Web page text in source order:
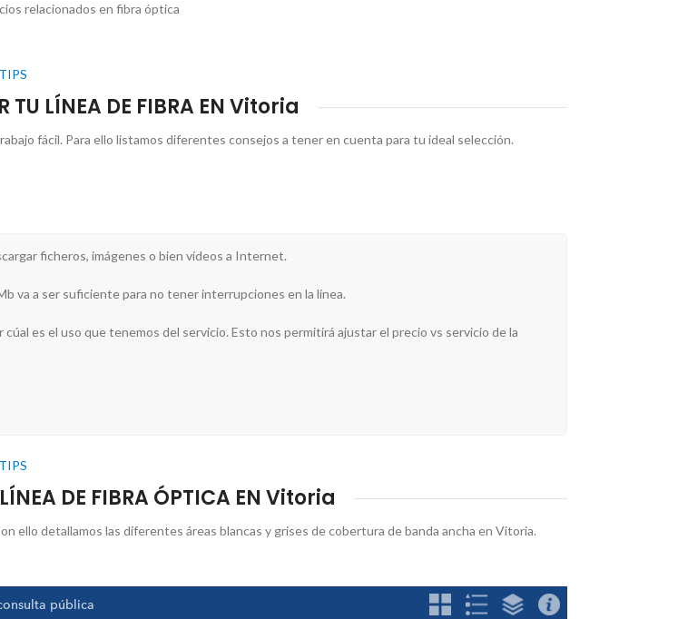
relacionados en fibra óptica
TIPS
TU LÍNEA DE FIBRA EN Vitoria
fácil. Para ello listamos diferentes consejos a tener en cuenta para tu ideal selección.
ficheros, imágenes o bien vídeos a Internet.
va a ser suficiente para no tener interrupciones en la línea.
es el uso que tenemos del servicio. Esto nos permitirá ajustar el precio vs servicio de la
TIPS
DE FIBRA ÓPTICA EN Vitoria
ello detallamos las diferentes áreas blancas y grises de cobertura de banda ancha en Vitoria.